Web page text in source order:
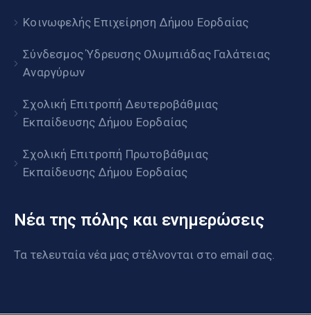
Κοινωφελής Επιχείρηση Δήμου Εορδαίας
Σύνδεσμος Ύδρευσης Ολυμπιάδας Γαλάτειας
Αναργύρων
Σχολική Επιτροπή Δευτεροβάθμιας
Εκπαίδευσης Δήμου Εορδαίας
Σχολική Επιτροπή Πρωτοβάθμιας
Εκπαίδευσης Δήμου Εορδαίας
Νέα της πόλης και ενημερώσεις
Τα τελευταία νέα μας στέλνονται στο email σας.